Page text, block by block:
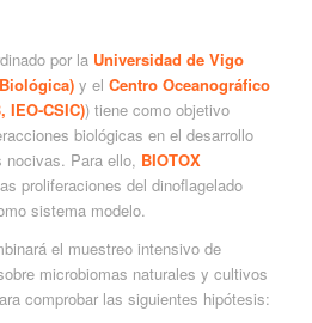
por la Universidad de Vigo
y el Centro Oceanográfico
IEO-CSIC)) tiene como objetivo
biológicas en el desarrollo
nocivas. Para ello, BIOTOX
proliferaciones del dinoflagelado
sistema modelo.
el muestreo intensivo de
microbiomas naturales y cultivos
comprobar las siguientes hipótesis: